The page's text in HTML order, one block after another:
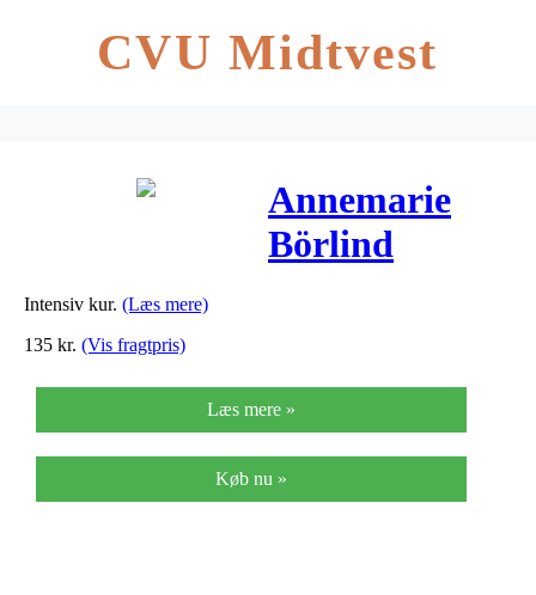
CVU Midtvest
Annemarie
Börlind
Capsules – 2
ml
Intensiv kur. (Læs mere)
135 kr. (Vis fragtpris)
Læs mere »
Køb nu »